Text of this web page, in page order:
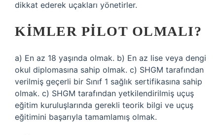
dikkat ederek uçakları yönetirler.
KIMLER PILOT OLMALI?
a) En az 18 yaşında olmak. b) En az lise veya dengi
okul diplomasına sahip olmak. c) SHGM tarafından
verilmiş geçerli bir Sınıf 1 sağlık sertifikasına sahip
olmak. c) SHGM tarafından yetkilendirilmiş uçuş
eğitim kuruluşlarında gerekli teorik bilgi ve uçuş
eğitimini başarıyla tamamlamış olmak.